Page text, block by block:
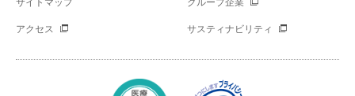
アクセス サスティナビリティ